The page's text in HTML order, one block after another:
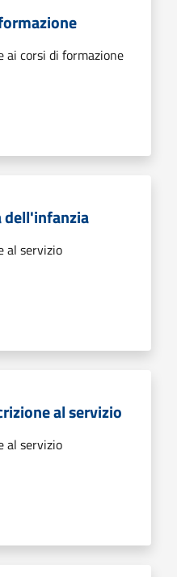
ai corsi di formazione
dell'infanzia
al servizio
al servizio
al servizio